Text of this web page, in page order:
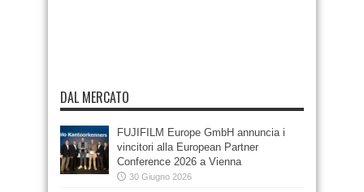
DAL MERCATO
FUJIFILM Europe GmbH annuncia i
vincitori alla European Partner
Conference 2026 a Vienna
30 Giugno 2026